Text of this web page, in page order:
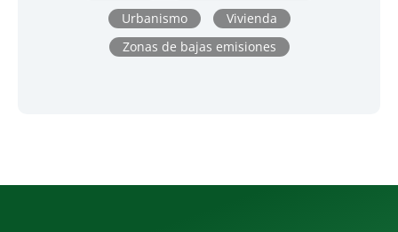
Urbanismo
Vivienda
Zonas de bajas emisiones